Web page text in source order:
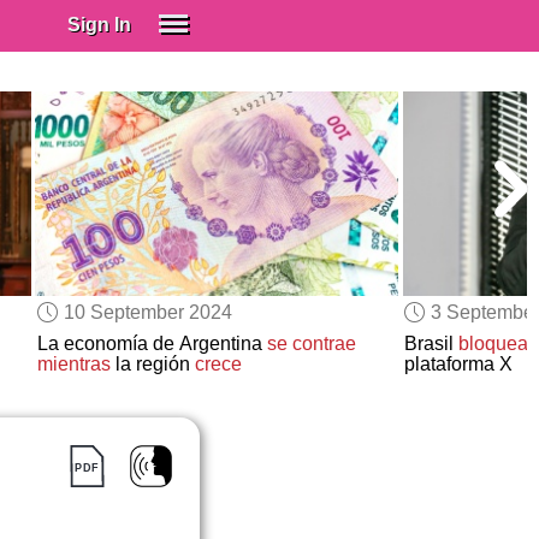
Sign In
Spanish (Spain)
Spanish (Latino)
SUBSCRIBE
EDUCATIONAL LICENSES
GIFT CARDS
OTHER LANGUAGES
ABOUT US
10 September 2024
La economía de Argentina se contrae
mientrasla región crece
3
Brasil
bloquea
plataforma X